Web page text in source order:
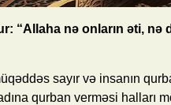
“Allaha nə onların əti, nə
sayır və insanın
qurban verməsi